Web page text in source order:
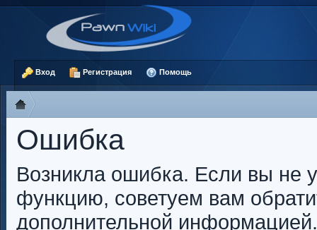
Вход Регистрация Помощь
Ошибка
Возникла ошибка. Если вы не
функцию, советуем вам
дополнительной информацией.